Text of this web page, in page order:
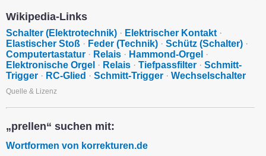
Wikipedia-Links
Schalter (Elektrotechnik) · Elektrischer Kontakt ·
Elastischer Stoß · Feder (Technik) · Schütz (Schalter) ·
Computertastatur · Relais · Hammond-Orgel ·
Elektronische Orgel · Relais · Tiefpassfilter · Schmitt-
Trigger · RC-Glied · Schmitt-Trigger · Wechselschalter
Quelle & Lizenz
„prellen“ suchen mit:
Wortformen von korrekturen.de